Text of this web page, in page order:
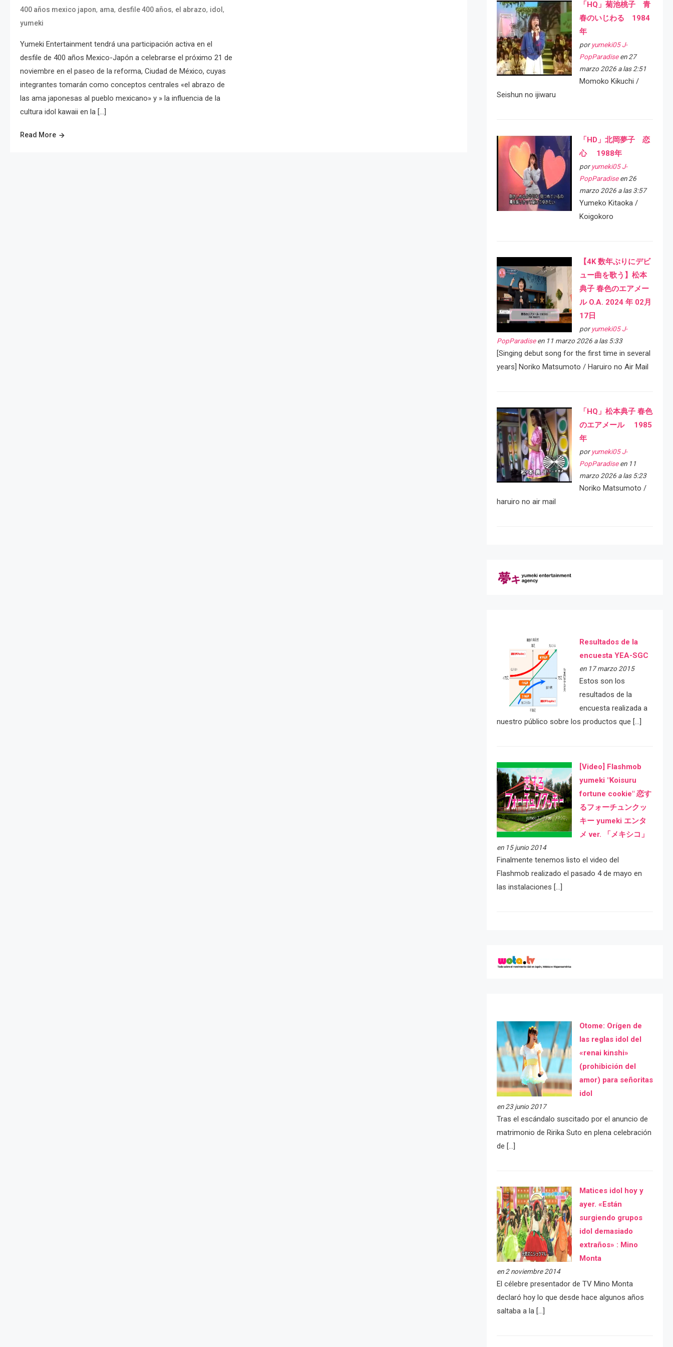
400 años mexico japon, ama, desfile 400 años, el abrazo, idol,
yumeki
Yumeki Entertainment tendrá una participación activa en el
desfile de 400 años Mexico-Japón a celebrarse el próximo 21 de
noviembre en el paseo de la reforma, Ciudad de México, cuyas
integrantes tomarán como conceptos centrales «el abrazo de
las ama japonesas al pueblo mexicano» y » la influencia de la
cultura idol kawaii en la […]
Read More
「HQ」菊池桃子 青
春のいじわる 1984
年
por yumeki05 J-
PopParadiseen 27
marzo 2026 a las 2:51
Momoko Kikuchi /
Seishun no ijiwaru
「HD」北岡夢子 恋
心 1988年
por yumeki05 J-
PopParadiseen 26
marzo 2026 a las 3:57
Yumeko Kitaoka /
Koigokoro
【4K 数年ぶりにデビ
ュー曲を歌う】松本
典子 春色のエアメー
ル O.A. 2024 年 02月
17日
por yumeki05 J-
PopParadiseen 11 marzo 2026 a las 5:33
[Singing debut song for the first time in several
years] Noriko Matsumoto / Haruiro no Air Mail
「HQ」松本典子 春色
のエアメール 1985
年
por yumeki05 J-
PopParadiseen 11
marzo 2026 a las 5:23
Noriko Matsumoto /
haruiro no air mail
Resultados de la
encuesta YEA-SGC
en 17 marzo 2015
Estos son los
resultados de la
encuesta realizada a
nuestro público sobre los productos que […]
[Video] Flashmob
yumeki "Koisuru
fortune cookie" 恋す
るフォーチュンクッ
キー yumeki エンタ
メ ver. 「メキシコ」
en 15 junio 2014
Finalmente tenemos listo el video del
Flashmob realizado el pasado 4 de mayo en
las instalaciones […]
Otome: Orígen de
las reglas idol del
«renai kinshi»
(prohibición del
amor) para señoritas
idol
en 23 junio 2017
Tras el escándalo suscitado por el anuncio de
matrimonio de Ririka Suto en plena celebración
de […]
Matices idol hoy y
ayer. «Están
surgiendo grupos
idol demasiado
extraños» : Mino
Monta
en 2 noviembre 2014
El célebre presentador de TV Mino Monta
declaró hoy lo que desde hace algunos años
saltaba a la […]